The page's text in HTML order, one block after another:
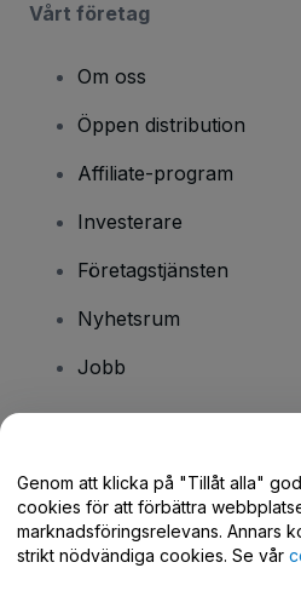
Vårt företag
Om oss
Öppen distribution
Affiliate-program
Investerare
Företagstjänsten
Nyhetsrum
Jobb
Hjälpcenter / Kontakta
Genom att klicka på "Tillåt alla"
cookies för att förbättra
marknadsföringsrelevans. Annars
strikt nödvändiga cookies. Se vår